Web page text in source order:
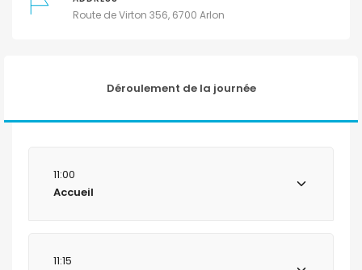
Route de Virton 356, 6700 Arlon
Déroulement de la journée
11:00
Accueil
11:15